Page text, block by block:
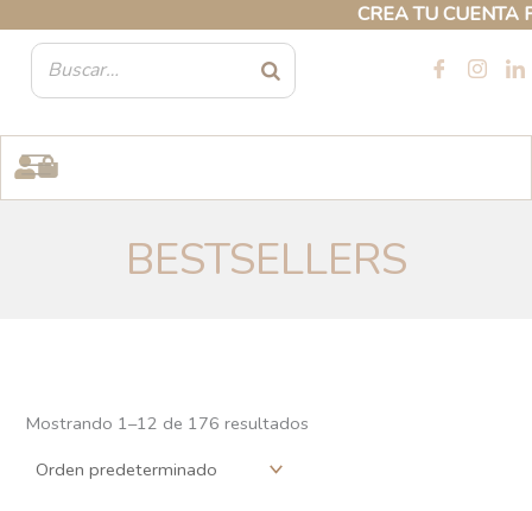
CREA TU CUENTA
contenido
BESTSELLERS
Mostrando 1–24 de 176 resultados